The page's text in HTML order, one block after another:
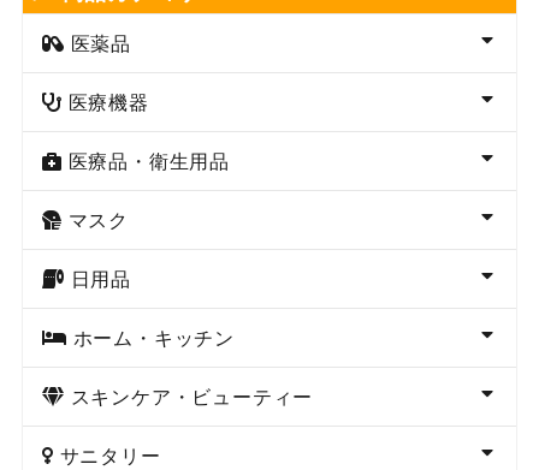
医薬品
医療機器
医療品・衛生用品
マスク
日用品
ホーム・キッチン
スキンケア・ビューティー
サニタリー